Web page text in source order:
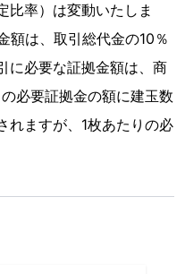
比率）は変動いたしま
額は、取引総代金の10％
に必要な証拠金額は、商
必要証拠金の額に建玉数
れますが、1枚あたりの必